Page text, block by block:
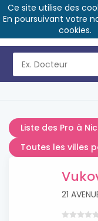
Liste des Pro à
Toutes les villes
21
Ce site utilise des
En poursuivant votre
cookies.